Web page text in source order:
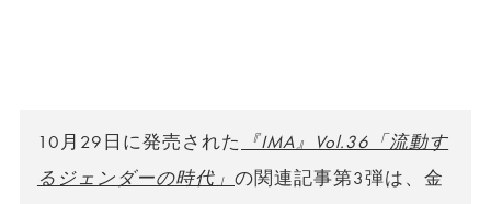
10月29日に発売された
『IMA』Vol.36「流動す
るジェンダーの時代」 の関連記事第3弾は、金